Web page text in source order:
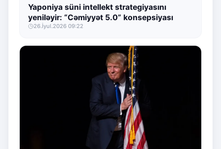
Yaponiya süni intellekt strategiyasını
yeniləyir: “Cəmiyyət 5.0” konsepsiyası
26.İyul.2026 09:22